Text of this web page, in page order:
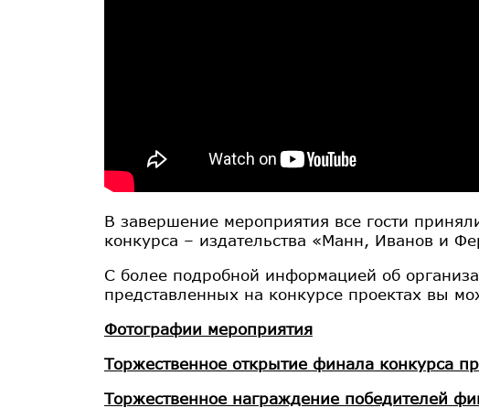
В завершение мероприятия все гости
конкурса – издательства «Манн, Иванов и
С более подробной информацией об
представленных на конкурсе проектах вы
Фотографии мероприятия
Торжественное открытие финала конкурса
Торжественное награждение победителей